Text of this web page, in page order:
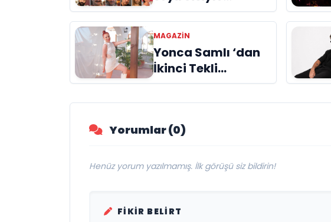
buluşmak için gün
sayıyor
MAGAZIN
Yonca Samlı ‘dan
İkinci Tekli
“Donacaksın
Sevgilim “
Yorumlar (0)
Henüz yorum yazılmamış. İlk görüşü siz bildirin!
FIKIR BELIRT